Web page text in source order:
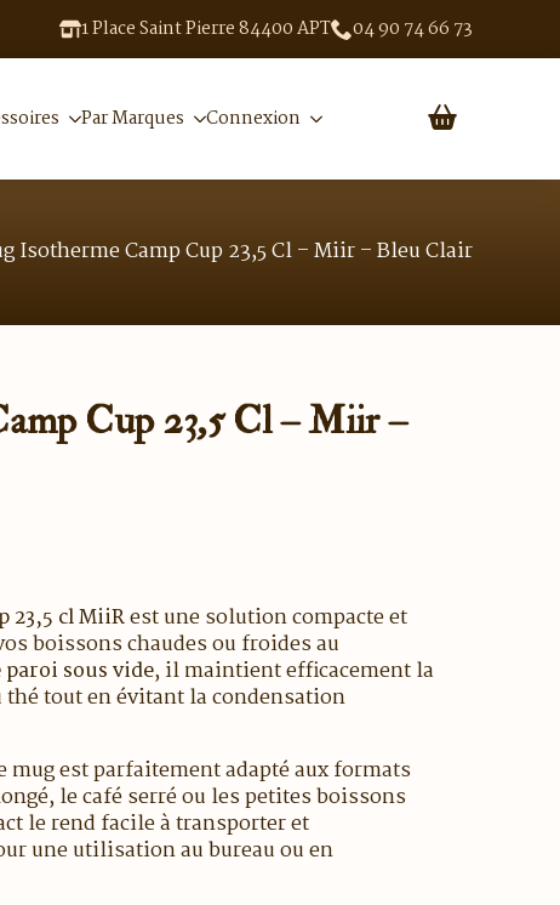
1 Place Saint Pierre 84400 APT 04 90 74 66 73
Par Marques Connexion
Isotherme Camp Cup 23,5 Cl – Miir – Bleu Clair
Cup 23,5 Cl – Miir –
23,5 cl MiiRest une solution compacte et
boissons chaudes ou froides au
paroi sous vide, il maintient efficacement la
thé tout en évitant la condensation
mug est parfaitement adapté aux formats
le café serré ou les petites boissons
le rend facile à transporter et
une utilisation au bureau ou en